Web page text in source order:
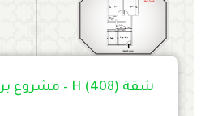
شقة H (408) – مشروع برج الظاهرة